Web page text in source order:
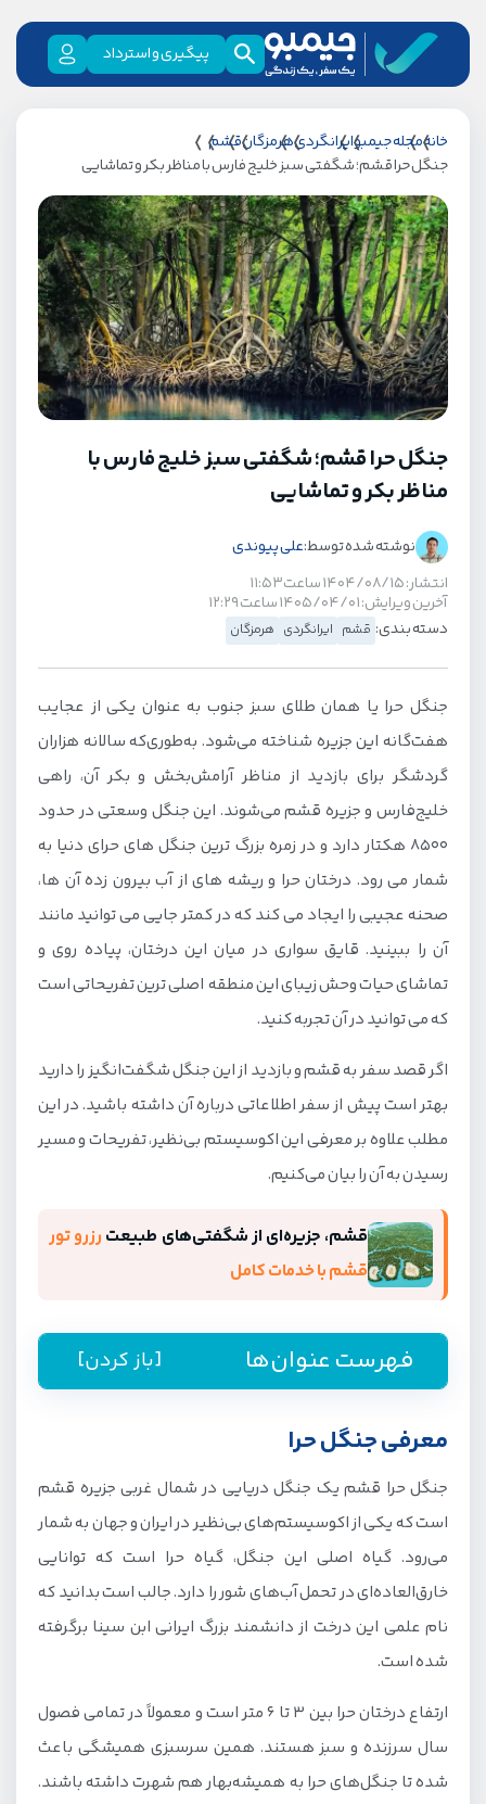
پیگیری و استرداد
خانهمجله جیمبوایرانگردیهرمزگانقشم
جنگل حرا قشم؛ شگفتی سبز خلیج فارس با مناظر بکر و تماشایی
جنگل حرا قشم؛ شگفتی سبز خلیج فارس با
مناظر بکر و تماشایی
نوشته شده توسط:علی پیوندی
انتشار: ۱۴۰۴/۰۸/۱۵ ساعت ۱۱:۵۳
آخرین ویرایش: ۱۴۰۵/۰۴/۰۱ ساعت ۱۲:۲۹
دسته بندی: قشم ایرانگردی هرمزگان
جنگل حرا یا همان طلای سبز جنوب به عنوان یکی از عجایب
هفت‌گانه این جزیره شناخته می‌شود. به‌طوری‌که سالانه هزاران
گردشگر برای بازدید از مناظر آرامش‌بخش و بکر آن، راهی
خلیج‌فارس و جزیره قشم می‌شوند. این جنگل وسعتی در حدود
8500 هکتار دارد و در زمره بزرگ ترین جنگل های حرای دنیا به
شمار می رود. درختان حرا و ریشه های از آب بیرون زده آن ها،
صحنه عجیبی را ایجاد می کند که در کمتر جایی می توانید مانند
آن را ببینید. قایق سواری در میان این درختان، پیاده روی و
تماشای حیات وحش زیبای این منطقه اصلی ترین تفریحاتی است
که می توانید در آن تجربه کنید.
اگر قصد سفر به قشم و بازدید از این جنگل شگفت‌انگیز را دارید
بهتر است پیش از سفر اطلاعاتی درباره آن داشته باشید. در این
مطلب علاوه بر معرفی این اکوسیستم بی‌نظیر، تفریحات و مسیر
رسیدن به آن را بیان می‌کنیم.
قشم، جزیره‌ای از شگفتی‌های طبیعت رزرو تور
قشم با خدمات کامل
فهرست عنوان‌ها [باز کردن]
معرفی تفریحات و فعالیت‌های جذاب در جنگل
قایق‌سواری
مشاهده حیات‌وحش و پرندگان
عکاسی از مناظر طبیعی
بهترین زمان سفر به جنگل حرا
چگونه به جنگل حرا قشم برویم؟
مسیر از قشم
معرفی جنگل حرا
جنگل حرا قشم یک جنگل دریایی در شمال غربی جزیره قشم
است که یکی از اکوسیستم‌های بی‌نظیر در ایران و جهان به شمار
می‌رود. گیاه اصلی این جنگل، گیاه حرا است که توانایی
خارق‌العاده‌ای در تحمل آب‌های شور را دارد. جالب است بدانید که
نام علمی این درخت از دانشمند بزرگ ایرانی ابن سینا برگرفته
شده است.
ارتفاع درختان حرا بین ۳ تا ۶ متر است و معمولاً در تمامی فصول
سال سرزنده و سبز هستند. همین سرسبزی همیشگی باعث
شده تا جنگل‌های حرا به همیشه‌بهار هم شهرت داشته باشند.